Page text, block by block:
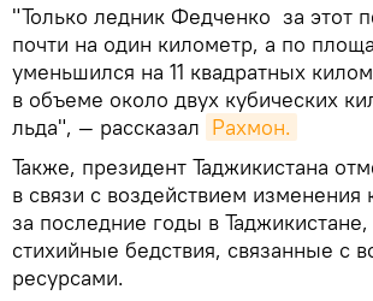
"Только ледник Федченко за этот
почти на один километр, а по
уменьшился на 11 квадратных
в объеме около двух кубических
льда", — рассказал Рахмон.
Также, президент Таджикистана
в связи с воздействием изменения
за последние годы в Таджикистане,
стихийные бедствия, связанные с
ресурсами.